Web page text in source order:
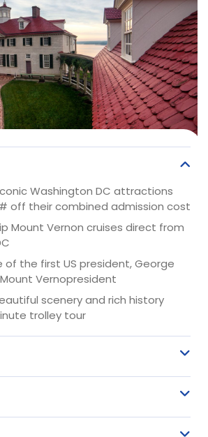
Washington DC attractions
off their combined admission cost
Mount Vernon cruises direct from
of the first US president, George
Vernopresident
scenery and rich history
trolley tour